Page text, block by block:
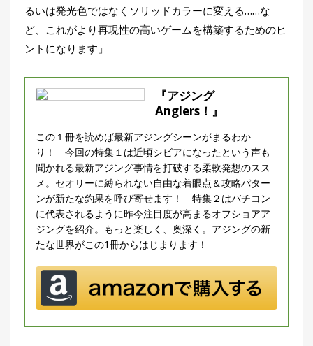
るいは発光色ではなくソリッドカラーに変える……な
ど、これがより再現性の高いゲームを構築するためのヒ
ントになります」
『アジング
Anglers！』
この１冊を読めば最新アジングシーンがまるわか
り！ 今回の特集１は近頃シビアになったという声も
聞かれる最新アジング事情を打破する柔軟発想のスス
メ。セオリーに縛られない自由な着眼点＆攻略パター
ンが新たな釣果を呼び寄せます！ 特集２はバチコン
に代表されるように昨今注目度が高まるオフショアア
ジングを紹介。もっと楽しく、奥深く。アジングの新
たな世界がこの1冊からはじまります！